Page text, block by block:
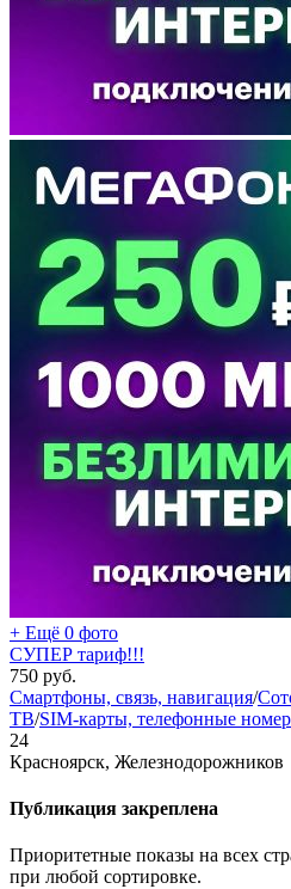
+ Ещё 0 фото
СУПЕР тариф!!!
750 руб.
Смартфоны, связь, навигация/
ТВ/SIM-карты, телефонные
24
Красноярск, Железнодорожников
Публикация закреплена
Приоритетные показы на всех
при любой сортировке.